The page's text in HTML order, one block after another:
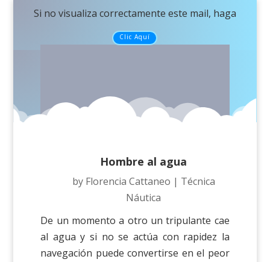
Si no visualiza correctamente este mail, haga
Clic Aquí
Hombre al agua
by Florencia Cattaneo | Técnica
Náutica
De un momento a otro un tripulante cae
al agua y si no se actúa con rapidez la
navegación puede convertirse en el peor